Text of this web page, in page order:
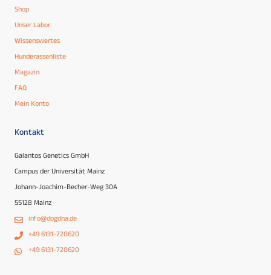
Shop
Unser Labor
Wissenswertes
Hunderassenliste
Magazin
FAQ
Mein Konto
Kontakt
Galantos Genetics GmbH
Campus der Universität Mainz
Johann-Joachim-Becher-Weg 30A
55128 Mainz
info@dogdna.de
+49 6131-720620
+49 6131-720620